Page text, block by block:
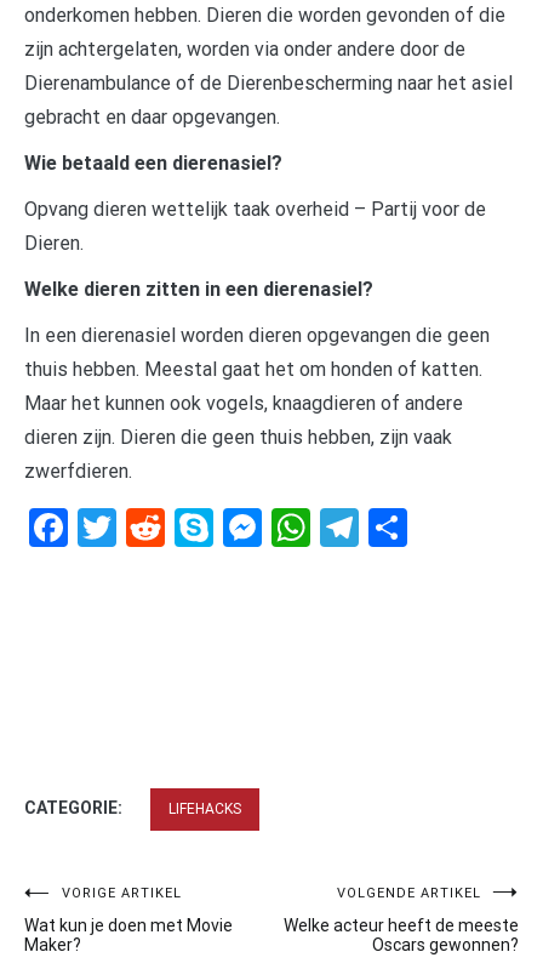
onderkomen hebben. Dieren die worden gevonden of die
zijn achtergelaten, worden via onder andere door de
Dierenambulance of de Dierenbescherming naar het asiel
gebracht en daar opgevangen.
Wie betaald een dierenasiel?
Opvang dieren wettelijk taak overheid – Partij voor de
Dieren.
Welke dieren zitten in een dierenasiel?
In een dierenasiel worden dieren opgevangen die geen
thuis hebben. Meestal gaat het om honden of katten.
Maar het kunnen ook vogels, knaagdieren of andere
dieren zijn. Dieren die geen thuis hebben, zijn vaak
zwerfdieren.
Facebook
Twitter
RedditSkypeMessenger
WhatsApp
Telegram
CATEGORIE: LIFEHACKS
Bericht
navigatie
VORIGE ARTIKEL
Wat kun je doen met Movie
Maker?
VOLGENDE ARTIKEL
Welke acteur heeft de meeste
Oscars gewonnen?